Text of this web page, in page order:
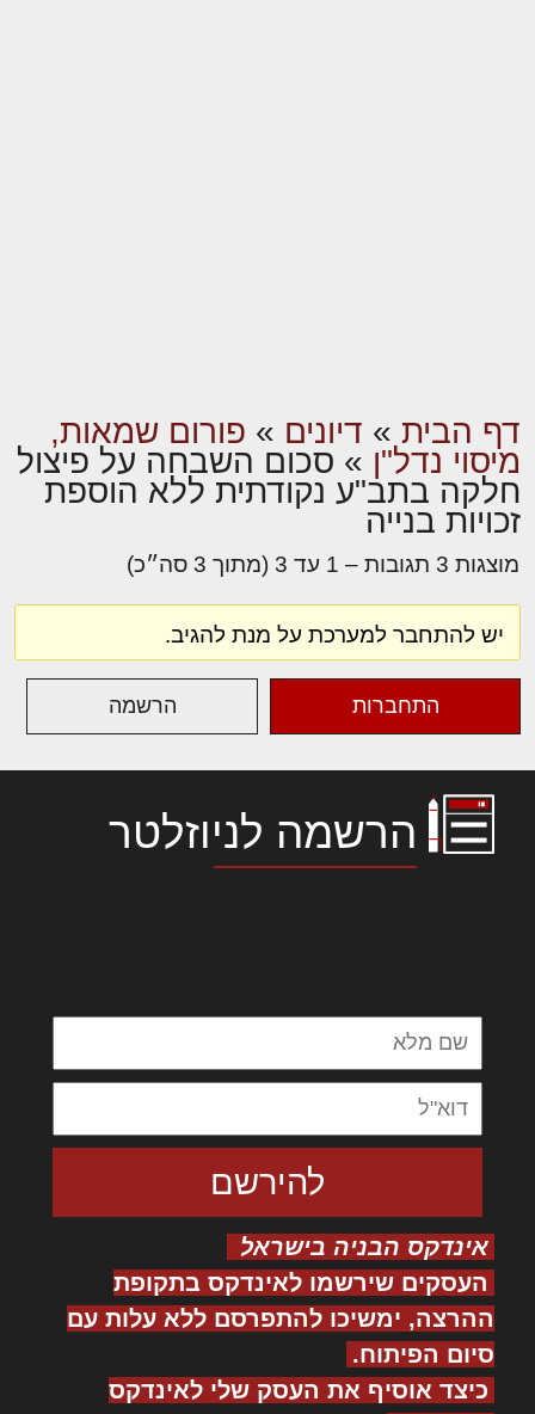
דף הבית » דיונים » פורום שמאות,
מיסוי נדל"ן » סכום השבחה על פיצול
חלקה בתב"ע נקודתית ללא הוספת
זכויות בנייה
מוצגות 3 תגובות – 1 עד 3 (מתוך 3 סה״כ)
יש להתחבר למערכת על מנת להגיב.
התחברות הרשמה
הרשמה לניוזלטר
אינדקס הבניה בישראל
העסקים שירשמו לאינדקס בתקופת
ההרצה, ימשיכו להתפרסם ללא עלות עם
סיום הפיתוח.
כיצד אוסיף את העסק שלי לאינדקס